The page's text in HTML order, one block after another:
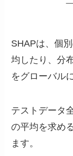
SHAPは、個
均したり、分
をグローバル
テストデータ
の平均を求め
ます。